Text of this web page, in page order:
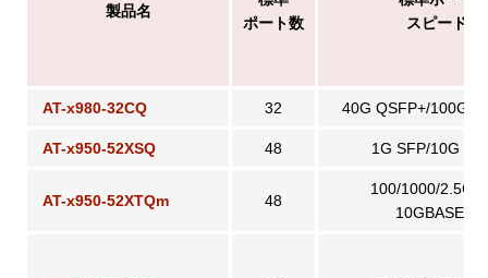
製品名
ポート数
スピード
AT-x980-32CQ 32 40G QSFP+/100G
AT-x950-52XSQ 48 1G SFP/10G
AT-x950-52XTQm 48
100/1000/2.5G/
10GBASE-T